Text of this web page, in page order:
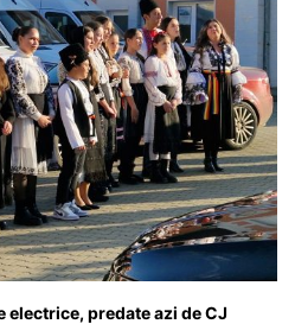
predate azi de CJ